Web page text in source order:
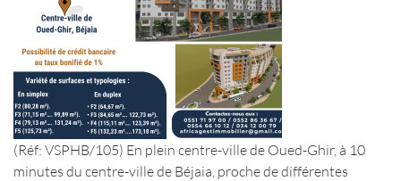
(Réf: VSPHB/105) En plein centre-ville de Oued-Ghir, à 10
minutes du centre-ville de Béjaia, proche de différentes